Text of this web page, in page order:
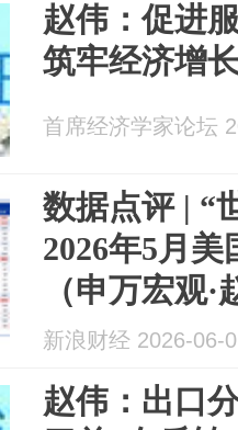
赵伟：促进
筑牢经济增
首席经济学家论坛
数据点评 |
2026年5月
（申万宏观
新浪财经 2026-06-
赵伟：出口